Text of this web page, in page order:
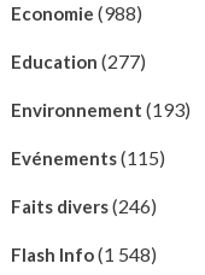
Economie (988)
Education (277)
Environnement (193)
Evénements(115)
Faits divers(246)
Flash Info(1 548)